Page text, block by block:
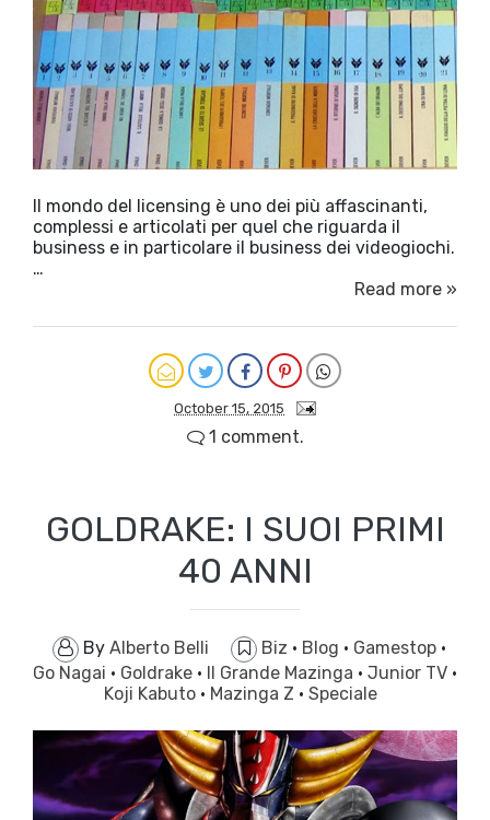
Il mondo del licensing è uno dei più affascinanti,
complessi e articolati per quel che riguarda il
business e in particolare il business dei videogiochi.
…
Read more »
October 15, 2015
1 comment.
GOLDRAKE: I SUOI PRIMI
40 ANNI
By Alberto Belli Biz · Blog · Gamestop ·
Go Nagai · Goldrake · Il Grande Mazinga · Junior TV ·
Koji Kabuto · Mazinga Z · Speciale